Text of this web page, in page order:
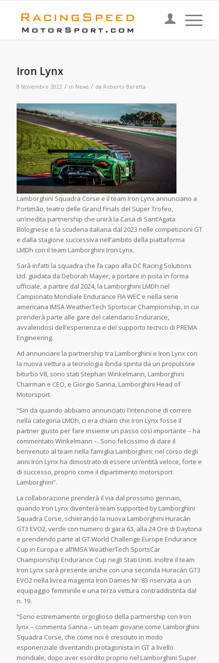
Iron Lynx
8 Novembre 2022 / in News / da Roberto Beretta
Lamborghini Squadra Corse e il team Iron Lynx annunciano a
Portimão, teatro delle Grand Finals del Super Trofeo,
un’inedita partnership che unirà la Casa di Sant’Agata
Bolognese e la scuderia italiana dal 2023 nelle competizioni GT
e dalla stagione successiva nell’ambito della piattaforma
LMDh con il team Lamborghini Iron Lynx.
Sarà infatti la squadra che fa capo alla DC Racing Solutions
Ltd. guidata da Deborah Mayer, a portare in pista in forma
ufficiale, a partire dal 2024, la Lamborghini LMDh nel
Campionato Mondiale Endurance FIA WEC e nella serie
americana IMSA WeatherTech Sportscar Championship, in cui
prenderà parte alle gare del calendario Endurance,
avvalendosi dell’esperienza e del supporto tecnico di PREMA
Engineering.
Ad annunciare la partnership tra Lamborghini e Iron Lynx con
la nuova vettura a tecnologia ibrida spinta da un propulsore
biturbo V8, sono stati Stephan Winkelmann, Lamborghini
Chairman e CEO, e Giorgio Sanna, Lamborghini Head of
Motorsport.
“Sin da quando abbiamo annunciato l’intenzione di correre
nella categoria LMDh, ci era chiaro che Iron Lynx fosse il
partner giusto per fare insieme un passo così importante – ha
commentato Winkelmann –. Sono felicissimo di dare il
benvenuto al team nella famiglia Lamborghini; nel corso degli
anni Iron Lynx ha dimostrato di essere un’entità veloce, forte e
di successo, proprio come il dipartimento motorsport
Lamborghini”.
La collaborazione prenderà il via dal prossimo gennaio,
quando Iron Lynx diventerà team supported by Lamborghini
Squadra Corse, schierando la nuova Lamborghini Huracán
GT3 EVO2, verde con numero di gara 63, alla 24 Ore di Daytona
e prendendo parte al GT World Challenge Europe Endurance
Cup in Europa e all’IMSA WeatherTech SportsCar
Championship Endurance Cup negli Stati Uniti. Inoltre il team
Iron Lynx sarà presente anche con una seconda Huracán GT3
EVO2 nella livrea magenta Iron Dames Nr. 83 riservata a un
equipaggio femminile e una terza vettura contraddistinta dal
n. 19.
“Sono estremamente orgoglioso della partnership con Iron
lynx – commenta Sanna – un team giovane come Lamborghini
Squadra Corse, che come noi è cresciuto in modo
esponenziale diventando protagonista in GT a livello
mondiale, dopo aver esordito proprio nel Lamborghini Super